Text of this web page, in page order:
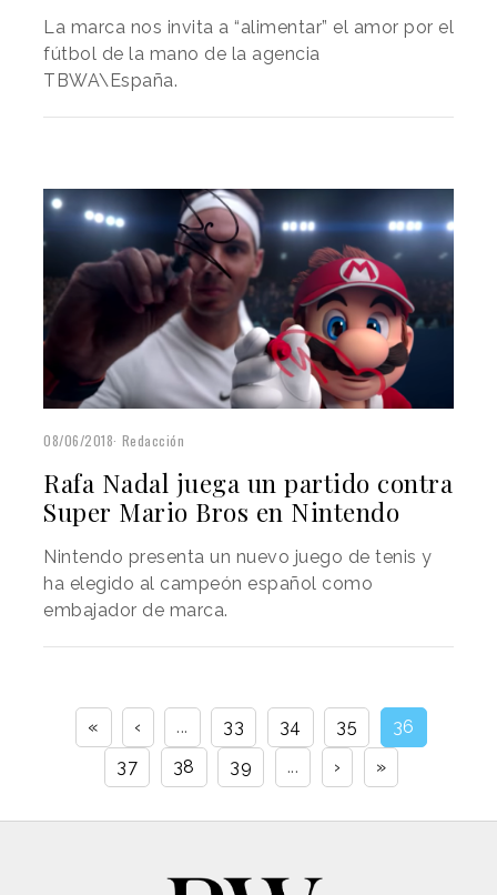
La marca nos invita a “alimentar” el amor por el
fútbol de la mano de la agencia
TBWA\España.
08/06/2018 Redacción
Rafa Nadal juega un partido contra
Super Mario Bros en Nintendo
Nintendo presenta un nuevo juego de tenis y
ha elegido al campeón español como
embajador de marca.
« ‹ ... 33 34 35
36
37
38 39 ... › »